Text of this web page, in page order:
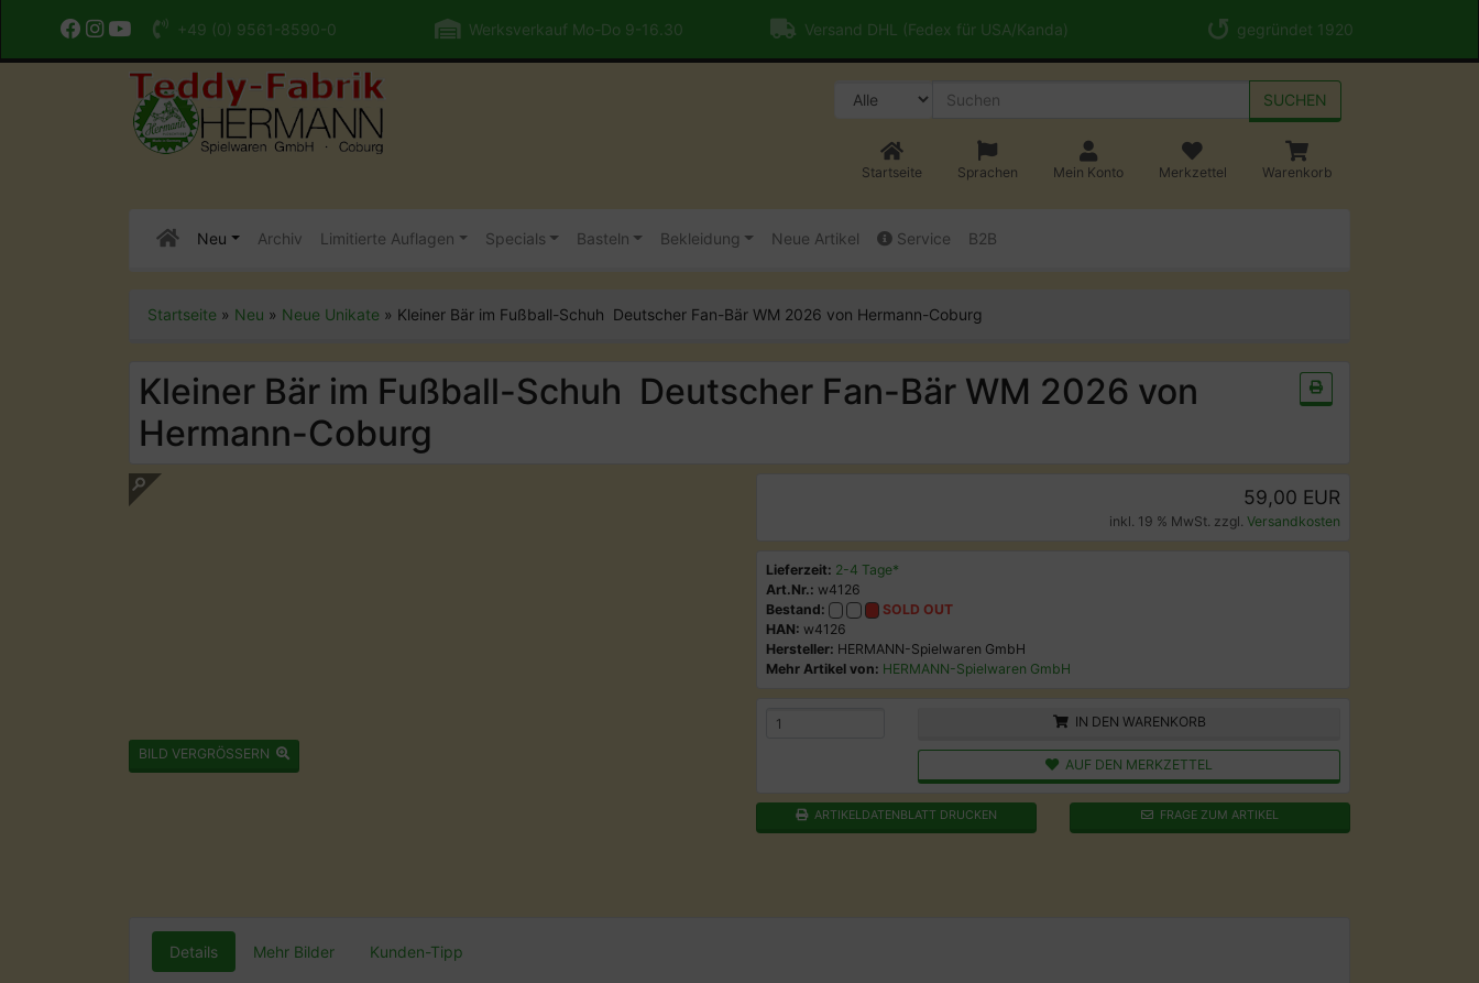
+49 (0) 9561-8590-0 Werksverkauf Mo-Do 9-16.30 Versand DHL (Fedex für USA/Kanda) gegründet 1920
SUCHEN
Startseite Sprachen Mein Konto Merkzettel Warenkorb
Neu Archiv Limitierte Auflagen Specials Basteln Bekleidung Neue Artikel Service B2B
Startseite » Neu » Neue Unikate » Kleiner Bär im Fußball-Schuh Deutscher Fan-Bär WM 2026 von Hermann-Coburg
Kleiner Bär im Fußball-Schuh Deutscher Fan-Bär WM 2026 von
Hermann-Coburg
BILD VERGRÖSSERN
59,00 EUR
inkl. 19 % MwSt. zzgl. Versandkosten
Lieferzeit: 2-4 Tage*
Art.Nr.: w4126
Bestand:
SOLD OUT
HAN: w4126
Hersteller: HERMANN-Spielwaren GmbH
Mehr Artikel von: HERMANN-Spielwaren GmbH
IN DEN WARENKORB
AUF DEN MERKZETTEL
ARTIKELDATENBLATT DRUCKEN FRAGE ZUM ARTIKEL
Details Mehr Bilder Kunden-Tipp